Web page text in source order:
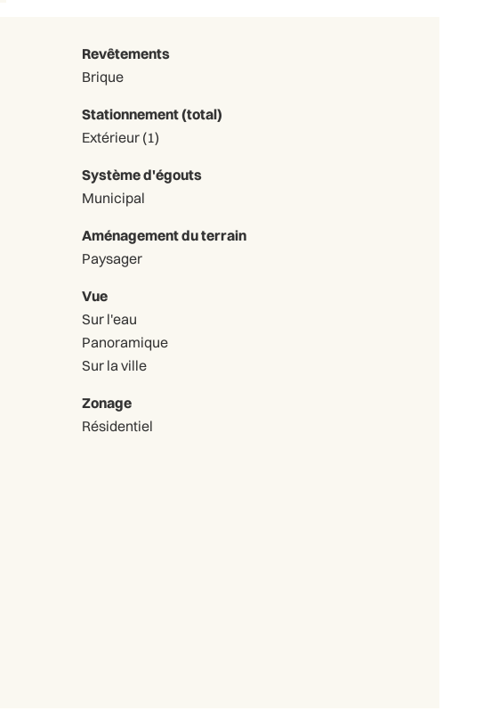
Revêtements
Brique
Stationnement (total)
Extérieur (1)
Système d'égouts
Municipal
Aménagement du terrain
Paysager
Vue
Sur l'eau
Panoramique
Sur la ville
Zonage
Résidentiel